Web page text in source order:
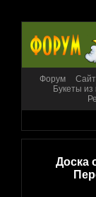
Форум
Букеты
Доска